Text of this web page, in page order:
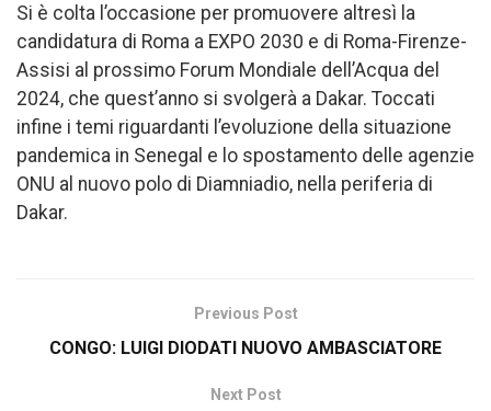
Si è colta l’occasione per promuovere altresì la
candidatura di Roma a EXPO 2030 e di Roma-Firenze-
Assisi al prossimo Forum Mondiale dell’Acqua del
2024, che quest’anno si svolgerà a Dakar. Toccati
infine i temi riguardanti l’evoluzione della situazione
pandemica in Senegal e lo spostamento delle agenzie
ONU al nuovo polo di Diamniadio, nella periferia di
Dakar.
Previous Post
CONGO: LUIGI DIODATI NUOVO AMBASCIATORE
Next Post